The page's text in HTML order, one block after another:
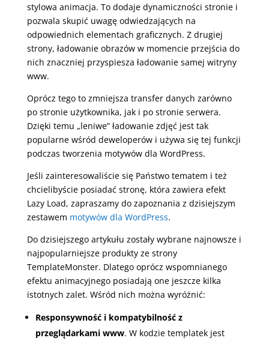
stylowa animacja. To dodaje dynamiczności stronie i
pozwala skupić uwagę odwiedzających na
odpowiednich elementach graficznych. Z drugiej
strony, ładowanie obrazów w momencie przejścia do
nich znaczniej przyspiesza ładowanie samej witryny
www.
Oprócz tego to zmniejsza transfer danych zarówno
po stronie użytkownika, jak i po stronie serwera.
Dzięki temu „leniwe” ładowanie zdjęć jest tak
popularne wśród deweloperów i używa się tej funkcji
podczas tworzenia motywów dla WordPress.
Jeśli zainteresowaliście się Państwo tematem i też
chcielibyście posiadać stronę, która zawiera efekt
Lazy Load, zapraszamy do zapoznania z dzisiejszym
zestawem motywów dla WordPress.
Do dzisiejszego artykułu zostały wybrane najnowsze i
najpopularniejsze produkty ze strony
TemplateMonster. Dlatego oprócz wspomnianego
efektu animacyjnego posiadają one jeszcze kilka
istotnych zalet. Wśród nich można wyróżnić:
Responsywność i kompatybilność z
przeglądarkami www. W kodzie templatek jest